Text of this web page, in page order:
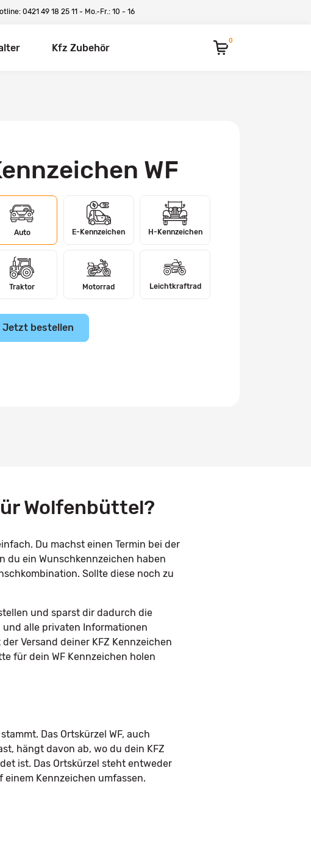
0421 49 18 25 11 - Mo.-Fr.: 10 - 16
Kfz Zubehör
0
WF
Auto E-Kennzeichen H-Kennzeichen
Traktor Motorrad Leichtkraftrad
Jetzt bestellen
Wolfenbüttel?
Du machst einen Termin bei der
du ein Wunschkennzeichen haben
Sollte diese noch zu
und sparst dir dadurch die
alle privaten Informationen
Versand deiner KFZ Kennzeichen
für dein WF Kennzeichen holen
Das Ortskürzel WF, auch
hängt davon ab, wo du dein KFZ
ist. Das Ortskürzel steht entweder
Kennzeichen umfassen.